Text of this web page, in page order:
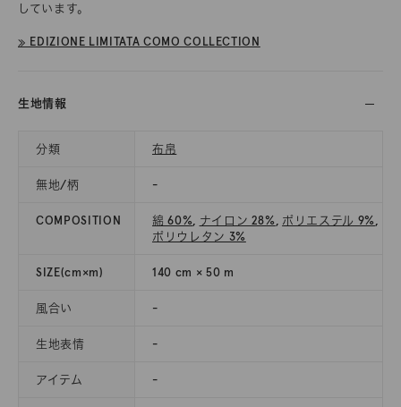
しています。
≫ EDIZIONE LIMITATA COMO COLLECTION
生地情報
分類 布帛
無地/柄 -
COMPOSITION 綿 60%, ナイロン 28%, ポリエステル 9%,
ポリウレタン 3%
SIZE(cm×m) 140 cm × 50 m
風合い -
生地表情 -
アイテム -